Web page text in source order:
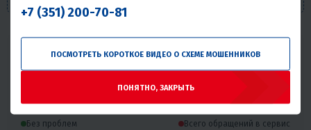
Надёжность товара
Статистика основана на количестве общего числа
покупателей и количестве обращений в сервис с этим
товаром.
Без проблем Всего обращений в сервис
+7 (351) 200-70-81
ПОСМОТРЕТЬ КОРОТКОЕ ВИДЕО О СХЕМЕ МОШЕННИКОВ
ПОНЯТНО, ЗАКРЫТЬ